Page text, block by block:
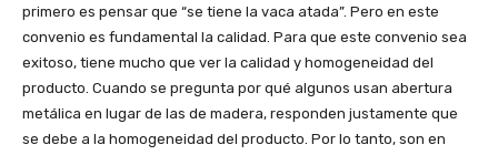
primero es pensar que “se tiene la vaca atada”. Pero en este
convenio es fundamental la calidad. Para que este convenio sea
exitoso, tiene mucho que ver la calidad y homogeneidad del
producto. Cuando se pregunta por qué algunos usan abertura
metálica en lugar de las de madera, responden justamente que
se debe a la homogeneidad del producto. Por lo tanto, son en